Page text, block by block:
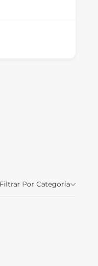
Filtrar Por Categoría